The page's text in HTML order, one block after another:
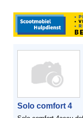
Solo comfort 4